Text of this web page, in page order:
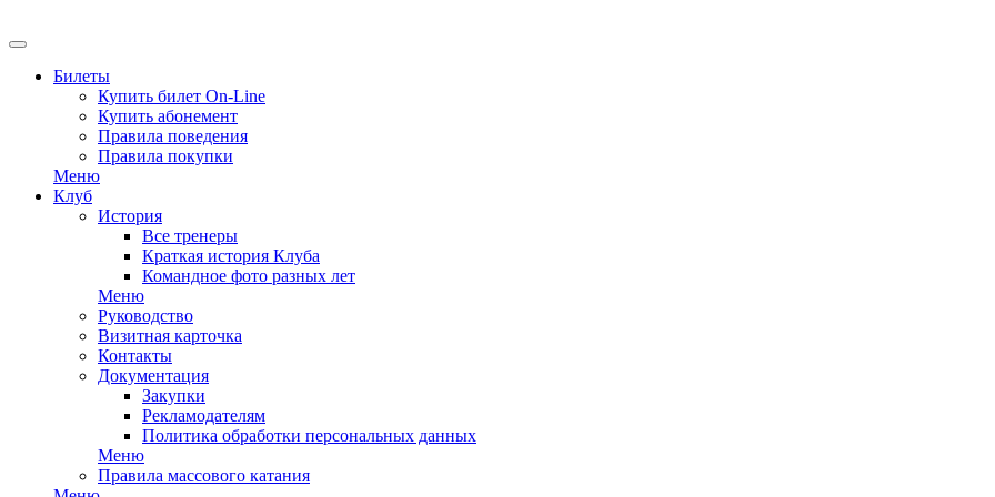
Билеты
Купить билет On-Line
Купить абонемент
Правила поведения
Правила покупки
Меню
Клуб
История
Все тренеры
Краткая история Клуба
Командное фото разных лет
Меню
Руководство
Визитная карточка
Контакты
Документация
Закупки
Рекламодателям
Политика обработки персональных данных
Меню
Правила массового катания